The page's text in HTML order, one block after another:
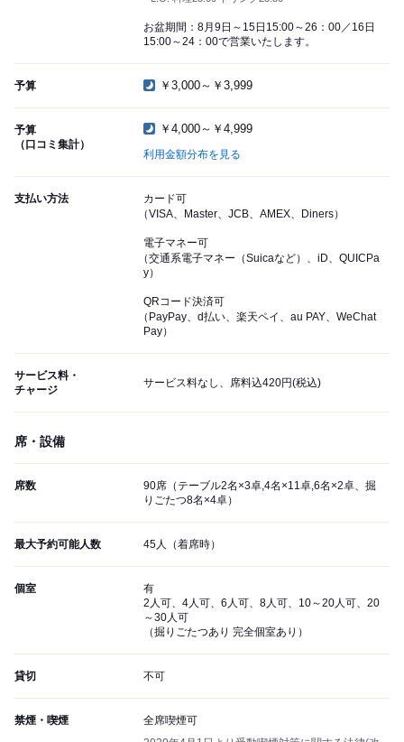
お盆期間：8月9日～15日15:00～26：00／16日
15:00～24：00で営業いたします。
予算 ￥3,000～￥3,999
予算
（口コミ集計）
￥4,000～￥4,999
利用金額分布を見る
支払い方法
カード可
（VISA、Master、JCB、AMEX、Diners）
電子マネー可
（交通系電子マネー（Suicaなど）、iD、QUICPa
y）
QRコード決済可
（PayPay、d払い、楽天ペイ、au PAY、WeChat
Pay）
サービス料・
チャージ
サービス料なし、席料込420円(税込)
席・設備
席数
90席（テーブル2名×3卓,4名×11卓,6名×2卓、掘
りごたつ8名×4卓）
最大予約可能人数 45人（着席時）
個室
有
2人可、4人可、6人可、8人可、10～20人可、20
～30人可
（掘りごたつあり 完全個室あり）
貸切 不可
禁煙・喫煙
全席喫煙可